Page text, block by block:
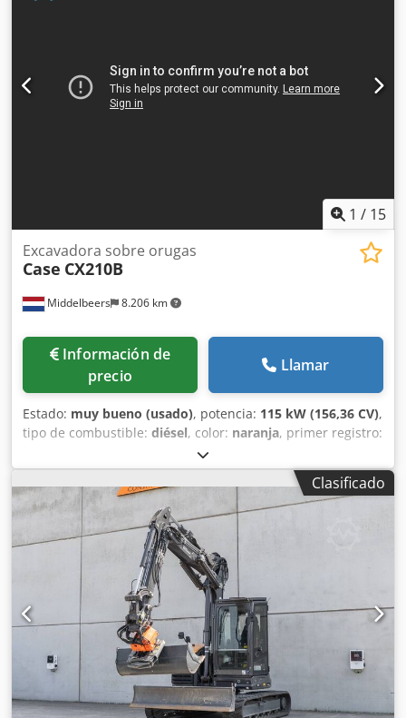
1 / 15
Middelbeers 8.206 km
Excavadora sobre orugas
Case CX210B
Información de
precio
Llamar
Estado: muy bueno (usado), potencia: 115 kW (156,36 CV),
tipo de combustible: diésel, color: naranja, primer registro:
, Año de fabricación:2012
funcionamiento:15.109 h, Información general Año del
modelo: 2012 Número de serie: DCH210R5NCEAH2500
Información técnica Número de cilindros: 4 Peso en vacío:
22.600 kg Dodpfey En Ndex Aageck Funcionalidad Anchura
de trabajo: 300 cm Marcado CE: sí Estado Estado técnico:
muy bueno Estado visual: muy bueno Información
financiera Precio: A consultar Garantía Garantía: De primer
propietario, historial de mantenimiento completo, ¡listo
para trabajar de inmediato! - 80 % sistema de cadenas -
Incluye 3 cucharas: 1300 mm, 450 mm y 2000 mm cuchara
niveladora - Opcional con sistema TOPCON 3D de 2021
Clasificado